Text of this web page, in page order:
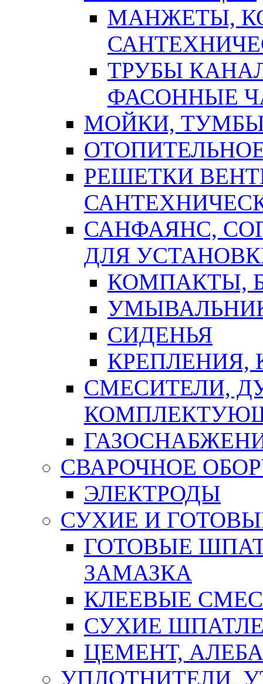
МАНЖЕТЫ,
ТРУБЫ
ФАСОННЫЕ
МОЙКИ,
РЕШЕТКИ
САНФАЯНС,
ДЛЯ
КОМПАКТЫ,
СИДЕНЬЯ
СМЕСИТЕЛИ,
СВАРОЧНОЕ
ЭЛЕКТРОДЫ
СУХИЕ И
ГОТОВЫЕ
ЗАМАЗКА
КЛЕЕВЫЕ
СУХИЕ
ЦЕМЕНТ,
УПЛОТНИТЕЛИ,